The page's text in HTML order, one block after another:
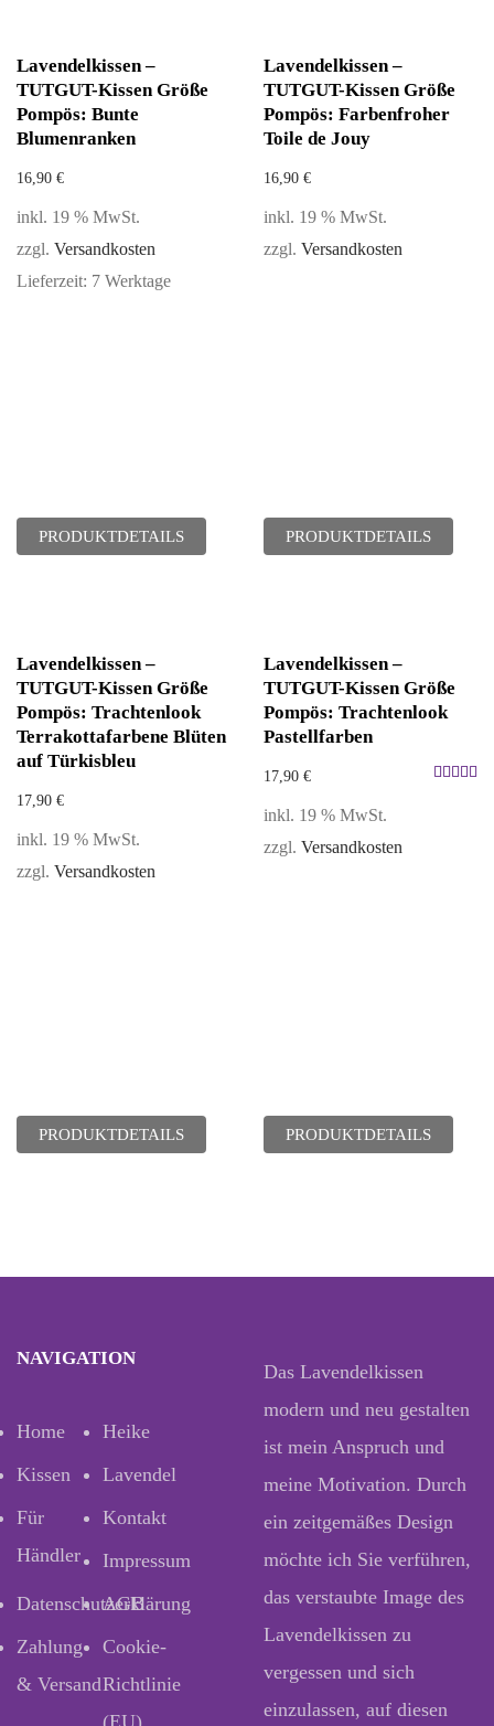
Lavendelkissen –
TUTGUT-Kissen Größe
Pompös: Bunte
Blumenranken
16,90 €
inkl. 19 % MwSt.
zzgl. Versandkosten
Lieferzeit: 7 Werktage
PRODUKTDETAILS
Lavendelkissen –
TUTGUT-Kissen Größe
Pompös: Farbenfroher
Toile de Jouy
16,90 €
inkl. 19 % MwSt.
zzgl. Versandkosten
PRODUKTDETAILS
Lavendelkissen –
TUTGUT-Kissen Größe
Pompös: Trachtenlook
Terrakottafarbene Blüten
auf Türkisbleu
17,90 €
inkl. 19 % MwSt.
zzgl. Versandkosten
PRODUKTDETAILS
Lavendelkissen –
TUTGUT-Kissen Größe
Pompös: Trachtenlook
Pastellfarben
17,90 €
inkl. 19 % MwSt.
zzgl. Versandkosten
PRODUKTDETAILS
NAVIGATION
Home
Heike
Kissen
Lavendel
Für
Händler
Kontakt
Impressum
Datenschutzerklärung
AGB
Zahlung
& Versand
Cookie-
Richtlinie
(EU)
Das Lavendelkissen
modern und neu gestalten
ist mein Anspruch und
meine Motivation. Durch
ein zeitgemäßes Design
möchte ich Sie verführen,
das verstaubte Image des
Lavendelkissen zu
vergessen und sich
einzulassen, auf diesen